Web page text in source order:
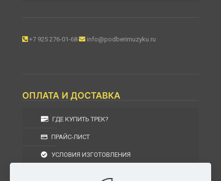
+7 925 276-01-68 info@podberimuzyku.ru
ОПЛАТА И ДОСТАВКА
ГДЕ КУПИТЬ ТРЕК?
ПРАЙС-ЛИСТ
УСЛОВИЯ ИЗГОТОВЛЕНИЯ